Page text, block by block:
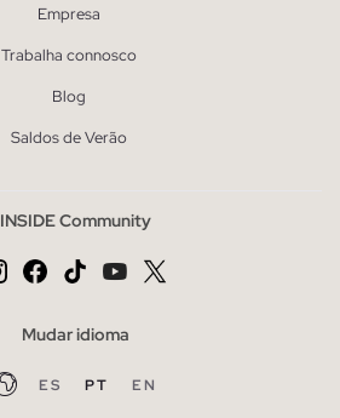
Empresa
Trabalha connosco
Blog
Saldos de Verão
INSIDE Community
Mudar idioma
ES PT EN